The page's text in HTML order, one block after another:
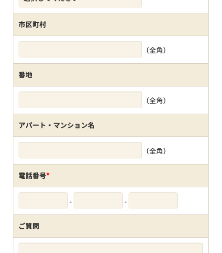
市区町村
（全角）
番地
（全角）
アパート・マンション名
（全角）
電話番号*
- -
ご質問